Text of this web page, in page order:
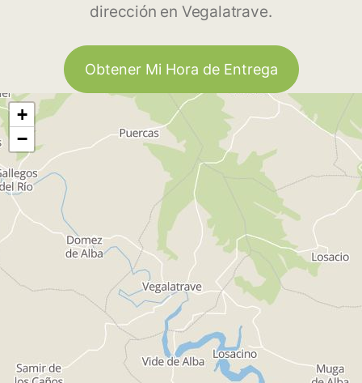
dirección en Vegalatrave.
Obtener Mi Hora de Entrega
+
−